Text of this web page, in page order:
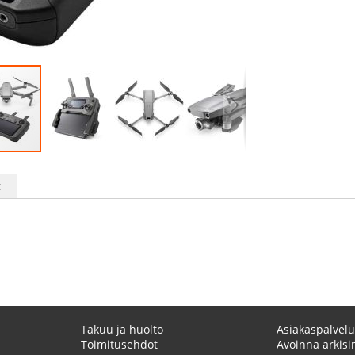
Takuu ja huolto
Toimitusehdot
Asiakaspalvelu
Avoinna